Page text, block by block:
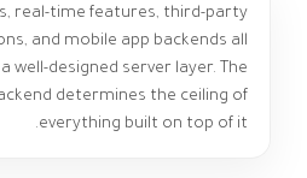
real-time features, third-party
and mobile app backends all
well-designed server layer. The
determines the ceiling of
everything built on top of it.